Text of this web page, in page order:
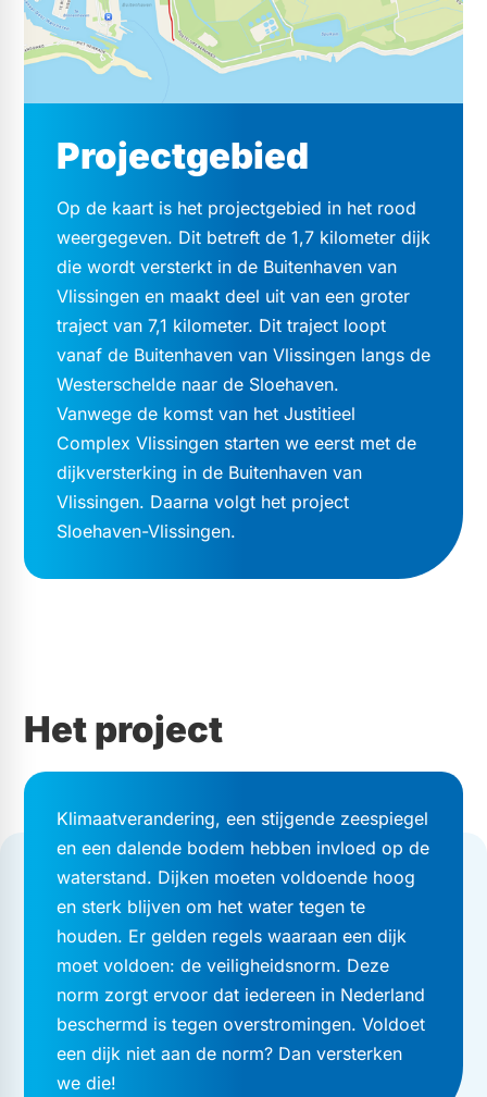
Projectgebied
Op de kaart is het projectgebied in het rood
weergegeven. Dit betreft de 1,7 kilometer dijk
die wordt versterkt in de Buitenhaven van
Vlissingen en maakt deel uit van een groter
traject van 7,1 kilometer. Dit traject loopt
vanaf de Buitenhaven van Vlissingen langs de
Westerschelde naar de Sloehaven.
Vanwege de komst van het Justitieel
Complex Vlissingen starten we eerst met de
dijkversterking in de Buitenhaven van
Vlissingen. Daarna volgt het project
Sloehaven-Vlissingen.
Het project
Klimaatverandering, een stijgende zeespiegel
en een dalende bodem hebben invloed op de
waterstand. Dijken moeten voldoende hoog
en sterk blijven om het water tegen te
houden. Er gelden regels waaraan een dijk
moet voldoen: de veiligheidsnorm. Deze
norm zorgt ervoor dat iedereen in Nederland
beschermd is tegen overstromingen. Voldoet
een dijk niet aan de norm? Dan versterken
we die!